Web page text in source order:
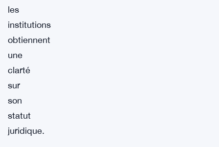
les
institutions
obtiennent
une
clarté
sur
son
statut
juridique.